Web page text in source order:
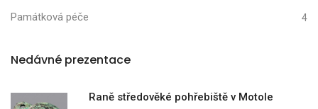
Památková péče 4
Nedávné prezentace
Raně středověké pohřebiště v Motole